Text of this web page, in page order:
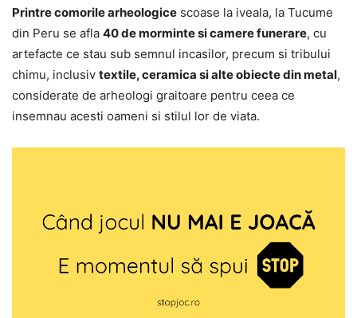
Printre comorile arheologice scoase la iveala, la Tucume
din Peru se afla 40 de morminte si camere funerare, cu
artefacte ce stau sub semnul incasilor, precum si tribului
chimu, inclusiv textile, ceramica si alte obiecte din metal,
considerate de arheologi graitoare pentru ceea ce
insemnau acesti oameni si stilul lor de viata.